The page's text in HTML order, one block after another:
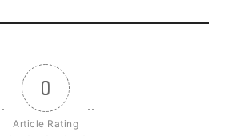
0
Article Rating